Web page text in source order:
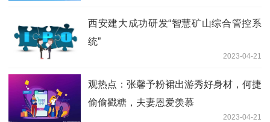
西安建大成功研发“智慧矿山综合管控系
统”
2023-04-21
观热点：张馨予粉裙出游秀好身材，何捷
偷偷戳糖，夫妻恩爱羡慕
2023-04-21